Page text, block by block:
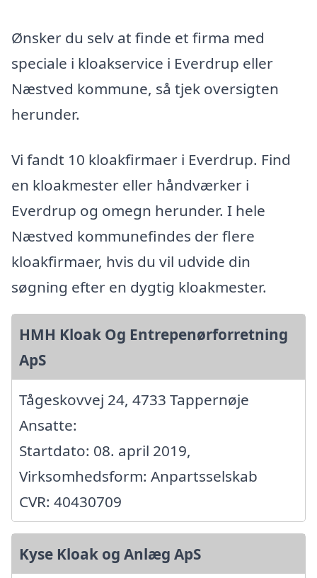
Ønsker du selv at finde et firma med
speciale i kloakservice i Everdrup eller
Næstved kommune, så tjek oversigten
herunder.
Vi fandt 10 kloakfirmaer i Everdrup. Find
en kloakmester eller håndværker i
Everdrup og omegn herunder. I hele
Næstved kommunefindes der flere
kloakfirmaer, hvis du vil udvide din
søgning efter en dygtig kloakmester.
HMH Kloak Og Entrepenørforretning
ApS
Tågeskovvej 24, 4733 Tappernøje
Ansatte:
Startdato: 08. april 2019,
Virksomhedsform: Anpartsselskab
CVR: 40430709
Kyse Kloak og Anlæg ApS